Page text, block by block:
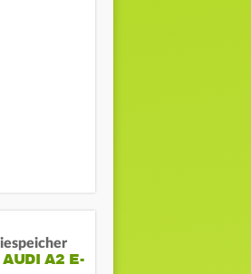
A2 E-